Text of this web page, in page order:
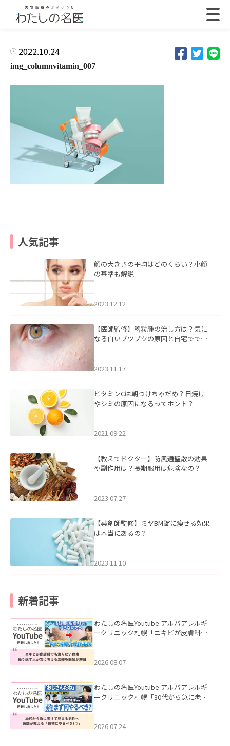
2022.10.24
img_columnvitamin_007
人気記事
顔の大きさの平均はどのくらい？小顔
の基準も解説
2023.12.12
【医師監修】稗粒腫の治し方は？気に
なる白いブツブツの原因と自宅ででき
2023.11.17
ビタミンCは朝つけちゃだめ？日焼け
やシミの原因になるってホント？
2021.09.22
【教えてドクター】防風通聖散の効果
や副作用は？長期服用は危険なの？
2023.07.27
【薬剤師監修】ミヤBM錠に痩せる効果
は本当にあるの？
2023.11.10
新着記事
わたしの名医Youtube アルバアレルギ
ークリニック札幌「ニキビが皮膚科で
ました。
2026.08.07
わたしの名医Youtube アルバアレルギ
ークリニック札幌「30代から急に老け
た。
2026.07.24